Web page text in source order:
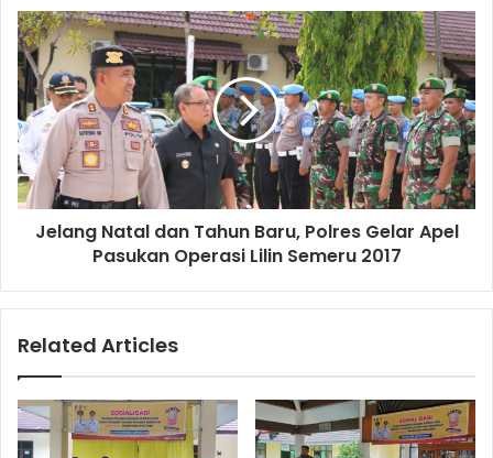
s
s
Jelang Natal dan Tahun Baru, Polres Gelar Apel
Pasukan Operasi Lilin Semeru 2017
Related Articles